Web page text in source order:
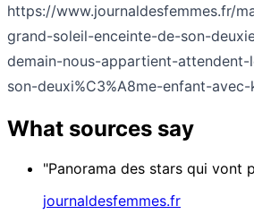
https://www.journaldesfemmes.fr/
grand-soleil-enceinte-de-son-
demain-nous-appartient-attendent-
son-deuxi%C3%A8me-enfant-
What sources say
"Panorama des stars qui vont
journaldesfemmes.fr